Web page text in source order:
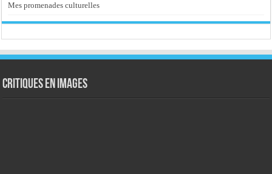
Mes promenades culturelles
Critiques en images